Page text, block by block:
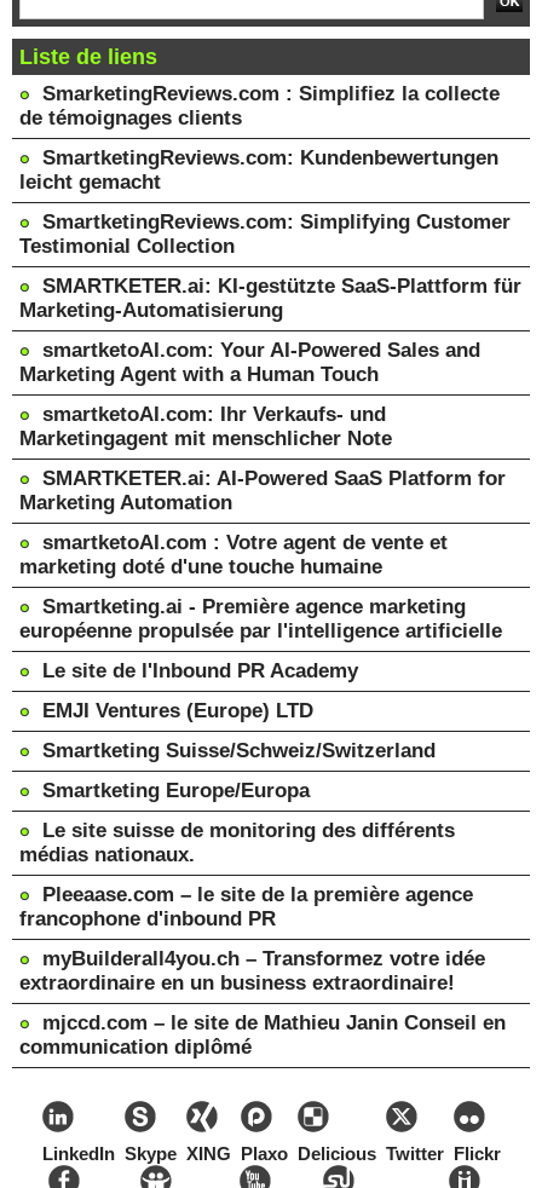
Liste de liens
SmarketingReviews.com : Simplifiez la collecte
de témoignages clients
SmartketingReviews.com: Kundenbewertungen
leicht gemacht
SmartketingReviews.com: Simplifying Customer
Testimonial Collection
SMARTKETER.ai: KI-gestützte SaaS-Plattform für
Marketing-Automatisierung
smartketoAI.com: Your AI-Powered Sales and
Marketing Agent with a Human Touch
smartketoAI.com: Ihr Verkaufs- und
Marketingagent mit menschlicher Note
SMARTKETER.ai: AI-Powered SaaS Platform for
Marketing Automation
smartketoAI.com : Votre agent de vente et
marketing doté d'une touche humaine
Smartketing.ai - Première agence marketing
européenne propulsée par l'intelligence artificielle
Le site de l'Inbound PR Academy
EMJI Ventures (Europe) LTD
Smartketing Suisse/Schweiz/Switzerland
Smartketing Europe/Europa
Le site suisse de monitoring des différents
médias nationaux.
Pleeaase.com – le site de la première agence
francophone d'inbound PR
myBuilderall4you.ch – Transformez votre idée
extraordinaire en un business extraordinaire!
mjccd.com – le site de Mathieu Janin Conseil en
communication diplômé
LinkedIn Skype XING Plaxo Delicious Twitter Flickr